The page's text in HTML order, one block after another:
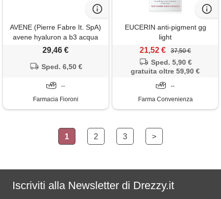
AVENE (Pierre Fabre It. SpA)
avene hyaluron a b3 acqua
gel
29,46 €
Sped. 6,50 €
--
Farmacia Fioroni
EUCERIN anti-pigment gg
light
21,52 € 37,50 €
Sped. 5,90 €
gratuita oltre 59,90 €
--
Farma Convenienza
1 2 3 >
Iscriviti alla Newsletter di Drezzy.it